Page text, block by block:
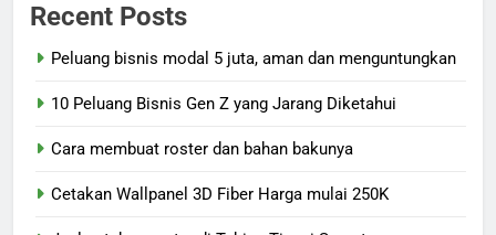
Recent Posts
Peluang bisnis modal 5 juta, aman dan menguntungkan
10 Peluang Bisnis Gen Z yang Jarang Diketahui
Cara membuat roster dan bahan bakunya
Cetakan Wallpanel 3D Fiber Harga mulai 250K